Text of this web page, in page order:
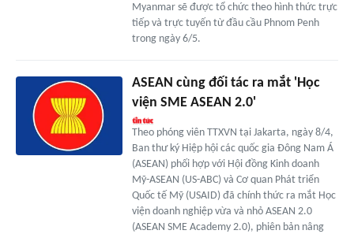
Myanmar sẽ được tổ chức theo hình thức trực
tiếp và trực tuyến từ đầu cầu Phnom Penh
trong ngày 6/5.
ASEAN cùng đối tác ra mắt 'Học
viện SME ASEAN 2.0'
Theo phóng viên TTXVN tại Jakarta, ngày 8/4,
Ban thư ký Hiệp hội các quốc gia Đông Nam Á
(ASEAN) phối hợp với Hội đồng Kinh doanh
Mỹ-ASEAN (US-ABC) và Cơ quan Phát triển
Quốc tế Mỹ (USAID) đã chính thức ra mắt Học
viện doanh nghiệp vừa và nhỏ ASEAN 2.0
(ASEAN SME Academy 2.0), phiên bản nâng